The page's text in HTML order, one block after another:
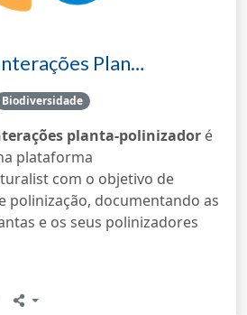
Plan…
Biodiversidade
planta-polinizador é
plataforma
com o objetivo de
polinização, documentando as
e os seus polinizadores